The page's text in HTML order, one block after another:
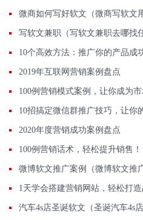
微商如何写好软文（微商写软文
写软文兼职（写软文兼职去哪找
10个高效方法：推广你的产品成
2019年互联网营销案例盘点
100例营销模式案例，让你成为市
10招搞定微信群推广技巧，让你
2020年度营销成功案例盘点
100例营销话术，轻松提升销售！
微博软文推广案例（微博软文推
1天学会搭建营销网站，轻松打造
汽车4s店圣诞软文（圣诞汽车4s